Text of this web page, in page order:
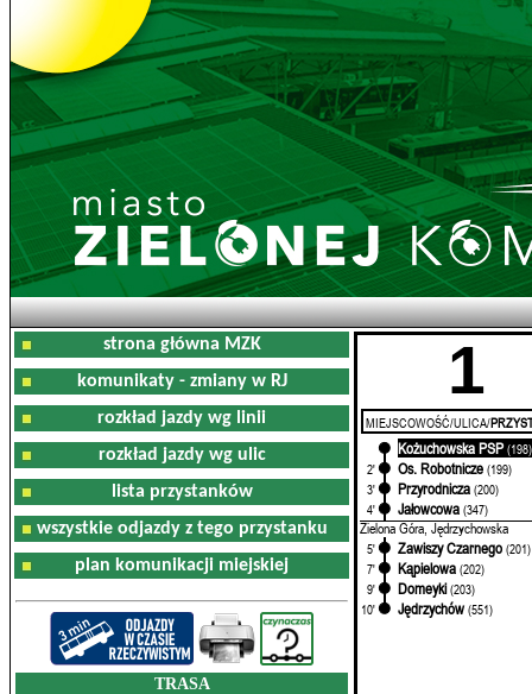
strona główna MZK
komunikaty - zmiany w RJ
rozkład jazdy wg linii
rozkład jazdy wg ulic
lista przystanków
wszystkie odjazdy z tego przystanku
plan komunikacji miejskiej
TRASA
1
MIEJSCOWOŚĆ/ULICA/
Kożuchowska PSP (198)
2'
Os. Robotnicze (199)
3'
Przyrodnicza (200)
4'
Jałowcowa (347)
Zielona Góra, Jędrzychowska
5' Zawiszy Czarnego (201)
7'
Kąpielowa (202)
9'
Domeyki (203)
10'
Jędrzychów (551)